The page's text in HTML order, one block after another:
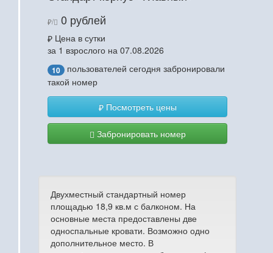
/ 0 рублей
Цена в сутки
за 1 взрослого на 07.08.2026
10
пользователей сегодня забронировали
такой номер
Посмотреть цены
Забронировать номер
Двухместный стандартный номер
площадью 18,9 кв.м с балконом. На
основные места предоставлены две
односпальные кровати. Возможно одно
дополнительное место. В